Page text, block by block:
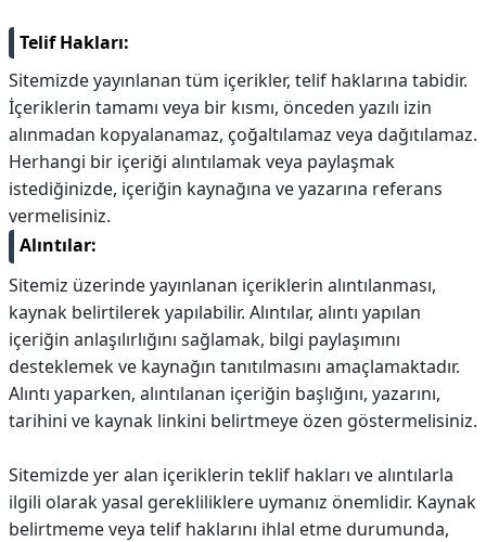
Telif Hakları:
Sitemizde yayınlanan tüm içerikler, telif haklarına tabidir.
İçeriklerin tamamı veya bir kısmı, önceden yazılı izin
alınmadan kopyalanamaz, çoğaltılamaz veya dağıtılamaz.
Herhangi bir içeriği alıntılamak veya paylaşmak
istediğinizde, içeriğin kaynağına ve yazarına referans
vermelisiniz.
Alıntılar:
Sitemiz üzerinde yayınlanan içeriklerin alıntılanması,
kaynak belirtilerek yapılabilir. Alıntılar, alıntı yapılan
içeriğin anlaşılırlığını sağlamak, bilgi paylaşımını
desteklemek ve kaynağın tanıtılmasını amaçlamaktadır.
Alıntı yaparken, alıntılanan içeriğin başlığını, yazarını,
tarihini ve kaynak linkini belirtmeye özen göstermelisiniz.
Sitemizde yer alan içeriklerin teklif hakları ve alıntılarla
ilgili olarak yasal gerekliliklere uymanız önemlidir. Kaynak
belirtmeme veya telif haklarını ihlal etme durumunda,